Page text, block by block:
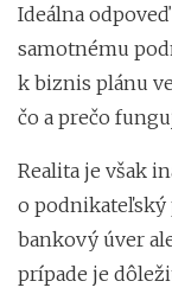
Ideálna
samotnému
k biznis plánu
čo a prečo
Realita je však
o podnikateľský
bankový úver
prípade je